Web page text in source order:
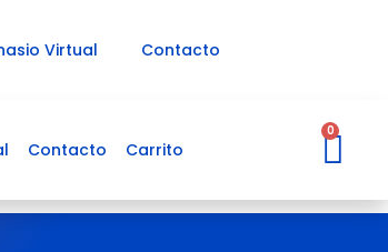
Virtual Contacto
Contacto Carrito
0